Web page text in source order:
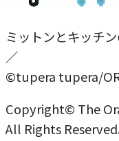
ミットンとキッチ
／
©tupera tupera/
Copyright© The
All Rights